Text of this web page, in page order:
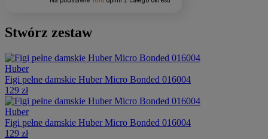
Stwórz zestaw
Huber
Figi pełne damskie Huber Micro Bonded 016004
129 zł
Huber
Figi pełne damskie Huber Micro Bonded 016004
129 zł